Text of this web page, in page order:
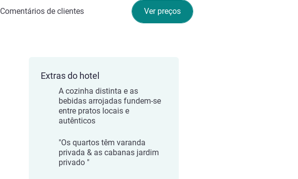
Ver preços
Comentários de clientes
Extras do hotel
A cozinha distinta e as
bebidas arrojadas fundem-se
entre pratos locais e
autênticos
"Os quartos têm varanda
privada & as cabanas jardim
privado "